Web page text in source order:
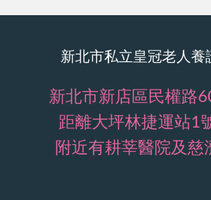
新北市私立皇冠老人養
新北市新店區民權路
距離大坪林捷運站1
附近有耕莘醫院及慈